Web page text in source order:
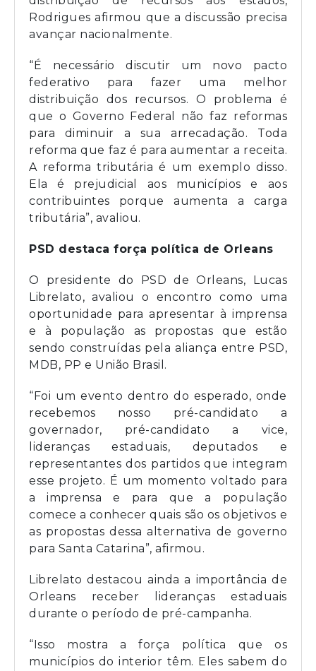
Rodrigues afirmou que a discussão precisa
avançar nacionalmente.
“É necessário discutir um novo pacto
federativo para fazer uma melhor
distribuição dos recursos. O problema é
que o Governo Federal não faz reformas
para diminuir a sua arrecadação. Toda
reforma que faz é para aumentar a receita.
A reforma tributária é um exemplo disso.
Ela é prejudicial aos municípios e aos
contribuintes porque aumenta a carga
tributária”, avaliou.
PSD destaca força política de Orleans
O presidente do PSD de Orleans, Lucas
Librelato, avaliou o encontro como uma
oportunidade para apresentar à imprensa
e à população as propostas que estão
sendo construídas pela aliança entre PSD,
MDB, PP e União Brasil.
“Foi um evento dentro do esperado, onde
recebemos nosso pré-candidato a
governador, pré-candidato a vice,
lideranças estaduais, deputados e
representantes dos partidos que integram
esse projeto. É um momento voltado para
a imprensa e para que a população
comece a conhecer quais são os objetivos e
as propostas dessa alternativa de governo
para Santa Catarina”, afirmou.
Librelato destacou ainda a importância de
Orleans receber lideranças estaduais
durante o período de pré-campanha.
“Isso mostra a força política que os
municípios do interior têm. Eles sabem do